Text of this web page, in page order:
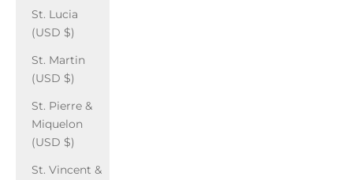
St. Lucia
(USD $)
St. Martin
(USD $)
St. Pierre &
Miquelon
(USD $)
St. Vincent &